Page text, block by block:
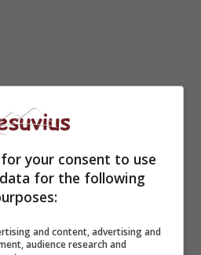
your consent to use
for the following
and content, advertising and
audience research and